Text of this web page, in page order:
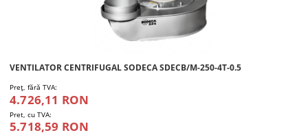
VENTILATOR CENTRIFUGAL SODECA SDECB/M-250-4T-0.5
Preţ, fără TVA:
4.726,11 RON
Pret, cu TVA:
5.718,59 RON